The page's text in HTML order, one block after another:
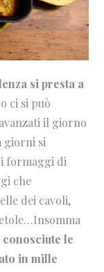
si presta a
ci si può
il giorno
giorni si
formaggi di
che
dei cavoli,
le
in mille